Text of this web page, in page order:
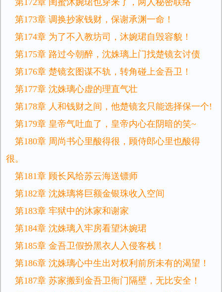
第172章 闺蜜沐婉珺也穿来了，两人秘密联络
第173章 调换抄家钱财，保谢承渊一命！
第174章 为了不入教坊司，沐婉珺自毁容貌！
第175章 路过今朝醉，沈姝璃上门找楚镜玄讨债
第176章 楚镜玄图谋不轨，转角碰上金吾卫！
第177章 沈姝璃心虚的理直气壮
第178章 人和钱财之间，他楚镜玄只能选择保一个!
第179章 皇帝气吐血了，皇帝内心在阴暗的笑~
第180章 周尚书心里酸得很，顾侍郎心里也酸得
很。
第181章 顾长风给苏云海送镖师
第182章 沈姝璃将巨额金银珠收入空间
第183章 牢狱中的沐家和谢家
第184章 沈姝璃入牢房看望沐婉珺
第185章 金吾卫假扮黑衣人入侵客栈！
第186章 沈姝璃心中生出对权利前所未有的渴望！
第187章 苏家搬到金吾卫衙门隔壁，无比安全！